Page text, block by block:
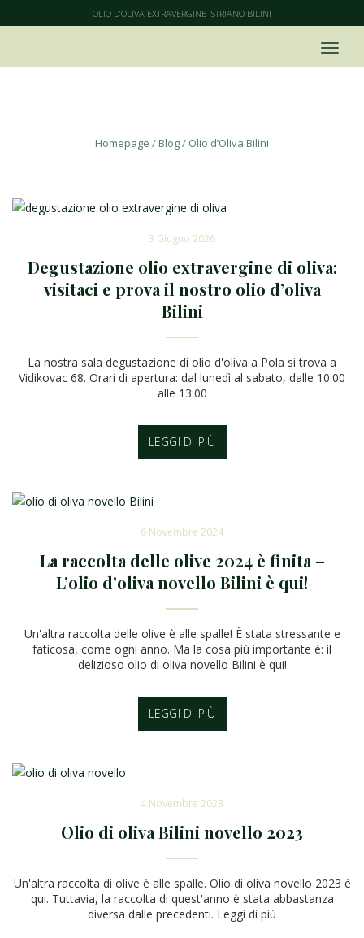
OLIO D’OLIVA EXTRAVERGINE ISTRIANO BILINI
Homepage /Blog/ Olio d’Oliva Bilini
3 Giugno 2026
Degustazione olio extravergine di oliva:
visitaci e prova il nostro olio d’oliva
Bilini
La nostra sala degustazione di olio d'oliva a Pola si trova a
Vidikovac 68. Orari di apertura: dal lunedì al sabato, dalle 10:00
alle 13:00
LEGGI DI PIÙ
6 Novembre 2024
La raccolta delle olive 2024 è finita –
L’olio d’oliva novello Bilini è qui!
Un'altra raccolta delle olive è alle spalle! È stata stressante e
faticosa, come ogni anno. Ma la cosa più importante è: il
delizioso olio di oliva novello Bilini è qui!
LEGGI DI PIÙ
4 Novembre 2023
Olio di oliva Bilini novello 2023
Un'altra raccolta di olive è alle spalle. Olio di oliva novello 2023 è
qui. Tuttavia, la raccolta di quest'anno è stata abbastanza
diversa dalle precedenti. Leggi di più